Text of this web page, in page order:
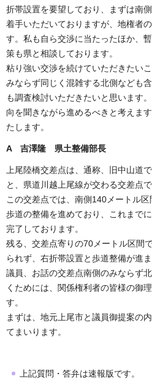
折帯設置を要望しており、まずは南
着手いただいておりますが、地権者
す。私も自ら交渉に当たったほか、
策も県と相談しております。
粘り強い交渉を続けていただきたい
みならず同じく混雑する北側なども
も調査検討いただきたいと思います
向を聞きながら進めるべきと考えま
たします。
A 吉澤隆 県土整備部長
上尾陸橋交差点は、通称、旧中山道
と、県道川越上尾線が交わる交差点で
この交差点では、南側140メートル
歩道の整備を進めており、これまで
完了しております。
残る、交差点寄りの70メートル区間
られず、右折帯設置と歩道整備が進ま
議員、お話の交差点南側のみならず
くためには、関係権利者の皆様の御
す。
まずは、地元上尾市と議員御提案の
てまいります。
上記質問・答弁は速報版です。